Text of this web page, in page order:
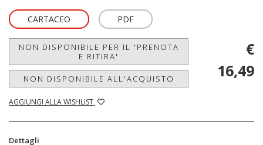
CARTACEO PDF
NON DISPONIBILE PER IL 'PRENOTA
E RITIRA'
NON DISPONIBILE ALL'ACQUISTO
AGGIUNGI ALLA WISHLIST
€
16,49
Dettagli